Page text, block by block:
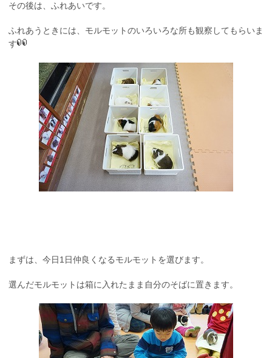
その後は、ふれあいです。
ふれあうときには、モルモットのいろいろな所も観察してもらいま
す
まずは、今日1日仲良くなるモルモットを選びます。
選んだモルモットは箱に入れたまま自分のそばに置きます。